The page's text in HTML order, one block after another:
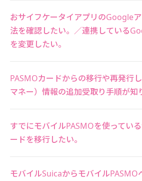
おサイフケータイアプリのGoogle
法を確認したい。／連携している
を変更したい。
PASMOカードからの移行や再発行
マネー）情報の追加受取り手順が知
すでにモバイルPASMOを使ってい
ードを移行したい。
モバイルSuicaからモバイルPASMO